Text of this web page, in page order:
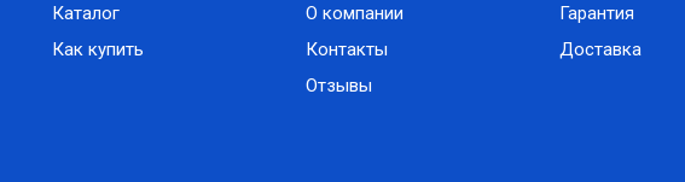
Каталог
Как купить
О компании
Контакты
Отзывы
Гарантия
Доставка